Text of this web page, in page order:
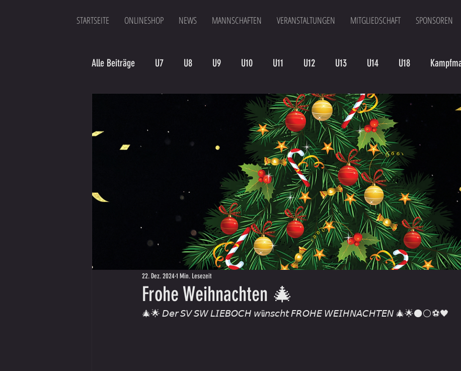
STARTSEITE ONLINESHOP NEWS MANNSCHAFTEN VERANSTALTUNGEN MITGLIEDSCHAFT SPONSOREN
Alle Beiträge U7 U8 U9 U10 U11 U12 U13 U14 U18
Veranstaltungen Kampfmannschaft II U15 Altherren U15 B
Bambinis
Frohe Weihnachten 🎄
22. Dez. 20241 Min. Lesezeit
🎄🌟 𝘋𝘦𝘳 𝘚𝘝 𝘚𝘞 𝘓𝘐𝘌𝘉𝘖𝘊𝘏 𝘸ü𝘯𝘴𝘤𝘩𝘵 𝘍𝘙𝘖𝘏𝘌 𝘞𝘌𝘐𝘏𝘕𝘈𝘊𝘏𝘛𝘌𝘕 🎄🌟⚫️⚪️⚽️🖤